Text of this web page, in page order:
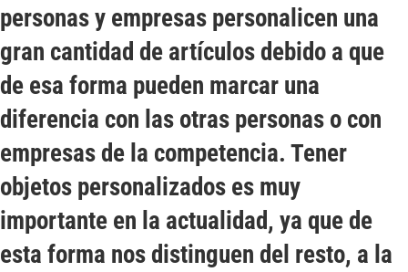
personas y empresas personalicen una
gran cantidad de artículos debido a que
de esa forma pueden marcar una
diferencia con las otras personas o con
empresas de la competencia. Tener
objetos personalizados es muy
importante en la actualidad, ya que de
esta forma nos distinguen del resto, a la